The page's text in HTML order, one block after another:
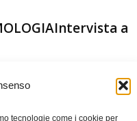
tecnologie come i cookie per
a